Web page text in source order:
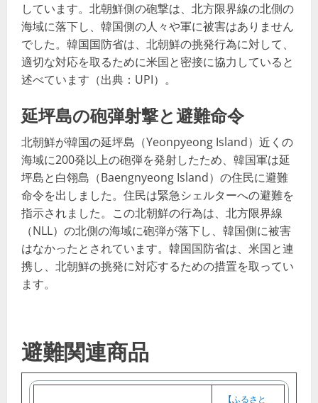
しています。北朝鮮側の砲撃は、北方限界線の北側の
海域に落下し、韓国側の人々や軍に被害はありません
でした。韓国国防省は、北朝鮮の挑発行為に対して、
適切な対応を取るために米国と密接に協力していると
述べています（出典：UPI​​）。
延坪島の砲弾射撃と避難命令
北朝鮮が韓国の延坪島（Yeonpyeong Island）近くの
海域に200発以上の砲弾を発射したため、韓国軍は延
坪島と白翎島（Baengnyeong Island）の住民に避難
命令を出しました。住民は緊急シェルターへの避難を
指示されました。この北朝鮮の行為は、北方限界線
（NLL）の北側の海域に砲弾が落下し、韓国側に被害
はなかったとされています。韓国国防省は、米国と連
携し、北朝鮮の挑発に対応するための措置を取ってい
ます​​。
避難関連商品
【ふるさと